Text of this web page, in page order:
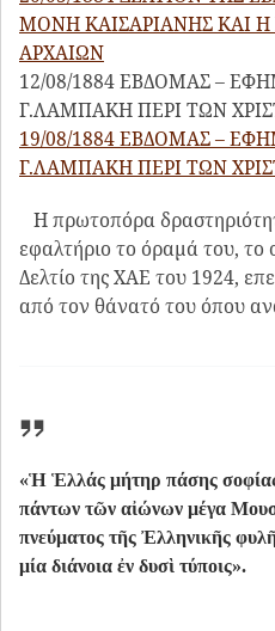
εφαλτήριο το όραμά του, το
Δελτίο της ΧΑΕ του 1924,
από τον θάνατό του όπου
«Ἡ Ἑλλάς μήτηρ πάσης σοφίας
πάντων τῶν αἰώνων μέγα
πνεύματος τῆς Ἐλληνικῆς
Με αυτή την ρητή δήλωση
αθάνατο πνεύμα της
τοποθετείται η απάντηση
Βυζαντινολόγου στους: